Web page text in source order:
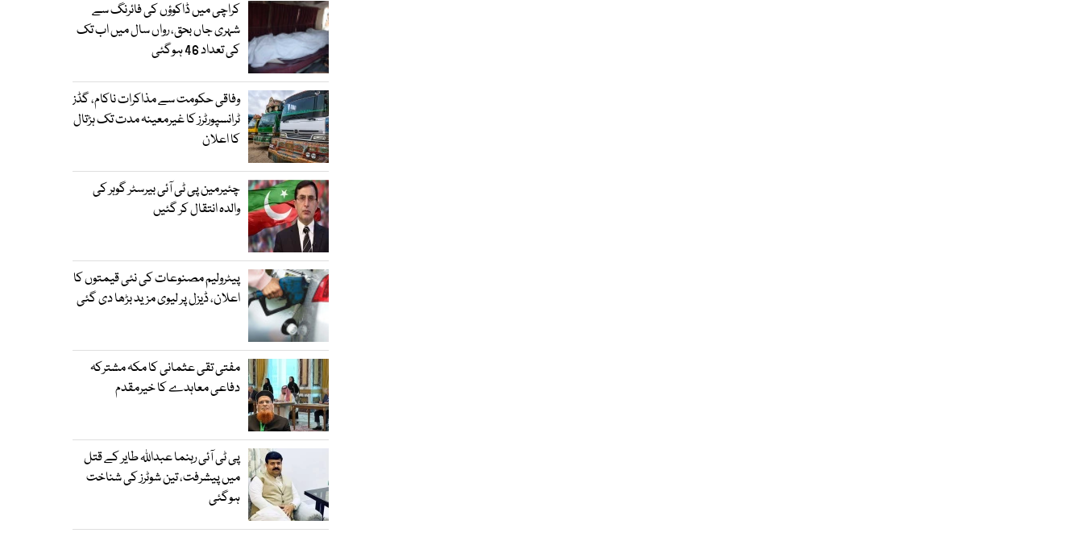
کراچی میں ڈاکوؤں کی فائرنگ سے
شہری جاں بحق، رواں سال میں اب تک
کی تعداد 46 ہوگئی
وفاقی حکومت سے مذاکرات ناکام، گڈز
ٹرانسپورٹرز کا غیرمعینہ مدت تک ہڑتال
کا اعلان
چئیرمین پی ٹی آئی بیرسٹر گوہر کی
والدہ انتقال کر گئیں
پیٹرولیم مصنوعات کی نئی قیمتوں کا
اعلان، ڈیزل پر لیوی مزید بڑھا دی گئی
مفتی تقی عثمانی کا مکہ مشترکہ
دفاعی معاہدے کا خیرمقدم
پی ٹی آئی رہنما عبداللہ طایر کے قتل
میں پیشرفت، تین شوٹرز کی شناخت
ہوگئی